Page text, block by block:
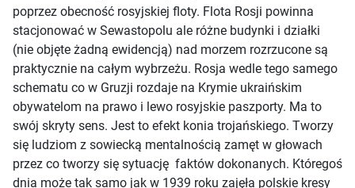
poprzez obecność rosyjskiej floty. Flota Rosji powinna
stacjonować w Sewastopolu ale różne budynki i działki
(nie objęte żadną ewidencją) nad morzem rozrzucone są
praktycznie na całym wybrzeżu. Rosja wedle tego samego
schematu co w Gruzji rozdaje na Krymie ukraińskim
obywatelom na prawo i lewo rosyjskie paszporty. Ma to
swój skryty sens. Jest to efekt konia trojańskiego. Tworzy
się ludziom z sowiecką mentalnością zamęt w głowach
przez co tworzy się sytuację faktów dokonanych. Któregoś
dnia może tak samo jak w 1939 roku zajęła polskie kresy